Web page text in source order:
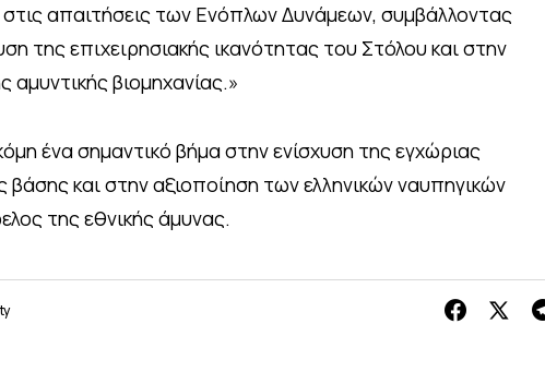
απαιτήσεις των Ενόπλων Δυνάμεων, συμβάλλοντας
της επιχειρησιακής ικανότητας του Στόλου και στην
αμυντικής βιομηχανίας.»
ένα σημαντικό βήμα στην ενίσχυση της εγχώριας
βάσης και στην αξιοποίηση των ελληνικών ναυπηγικών
της εθνικής άμυνας.